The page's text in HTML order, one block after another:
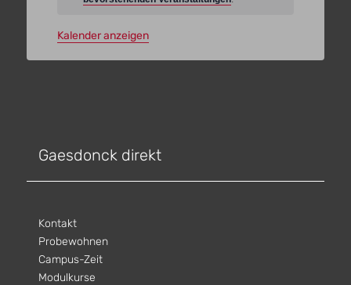
Kalender anzeigen
Gaesdonck direkt
Kontakt
Probewohnen
Campus-Zeit
Modulkurse